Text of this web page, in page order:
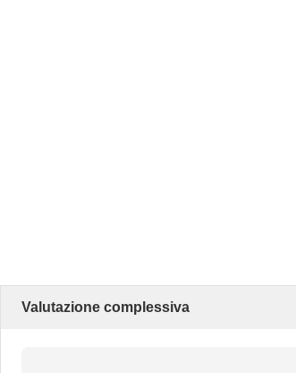
Valutazione complessiva